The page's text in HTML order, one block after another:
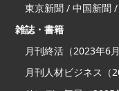
東京新聞 / 中国新聞
雑誌・書籍
月刊終活（2023年6月
月刊人材ビジネス（